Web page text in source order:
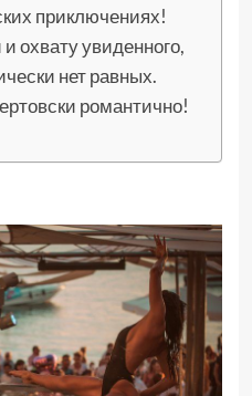
приключениях!
охвату увиденного,
нет равных.
романтично!